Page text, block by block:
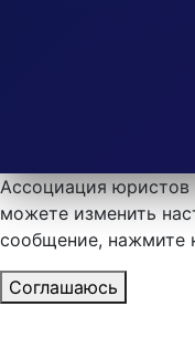
Ассоциация юристов
можете изменить
сообщение, нажмите
Соглашаюсь